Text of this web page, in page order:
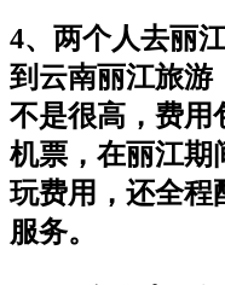
4、两个人去丽
到云南丽江旅游
不是很高，费用
机票，在丽江期
玩费用，还全程
服务。